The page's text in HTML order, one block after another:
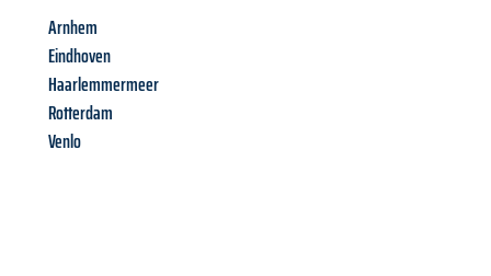
Arnhem
Eindhoven
Haarlemmermeer
Rotterdam
Venlo